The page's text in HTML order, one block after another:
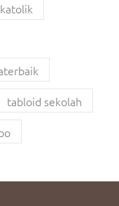
tabloid sekolah